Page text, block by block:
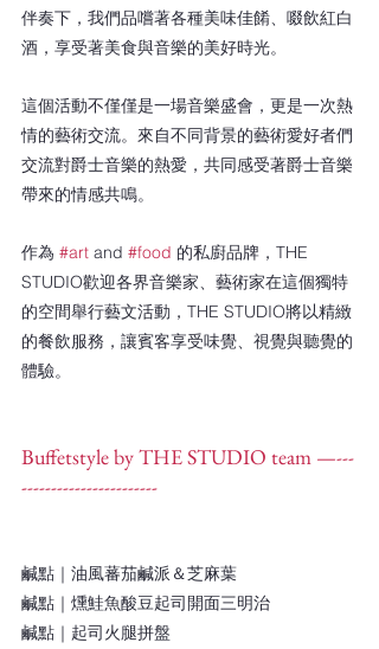
伴奏下，我們品嚐著各種美味佳餚、啜飲紅白
酒，享受著美食與音樂的美好時光。
這個活動不僅僅是一場音樂盛會，更是一次熱
情的藝術交流。來自不同背景的藝術愛好者們
交流對爵士音樂的熱愛，共同感受著爵士音樂
帶來的情感共鳴。
作為 #art and #food 的私廚品牌，THE
STUDIO歡迎各界音樂家、藝術家在這個獨特
的空間舉行藝文活動，THE STUDIO將以精緻
的餐飲服務，讓賓客享受味覺、視覺與聽覺的
體驗。
Buffetstyle by THE STUDIO team —---
-----------------------
鹹點｜油風蕃茄鹹派＆芝麻葉
鹹點｜燻鮭魚酸豆起司開面三明治
鹹點｜起司火腿拼盤